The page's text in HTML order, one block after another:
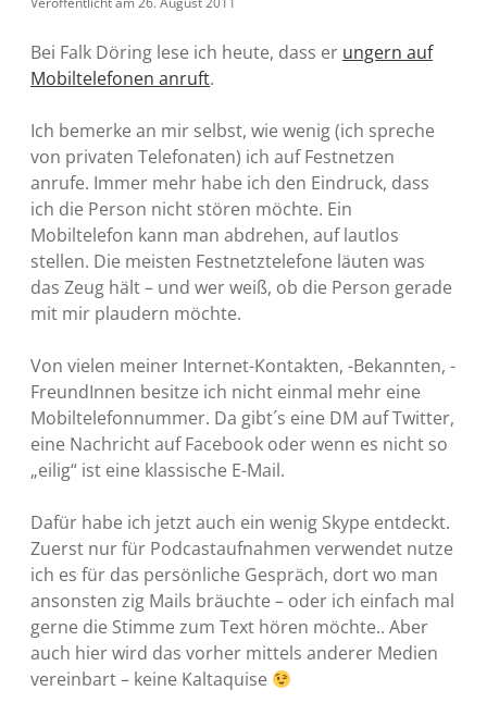
Barrierefreiheit
Meine Fediverse Regeln
Alleinr – Der Ruheraum im Web (externer Link)
S9y InfoCamp – Der Serendpity Podcast (externer
Link)
Datenschutz
Microblog
form
Bei Falk Döring lese ich heute, dass er ungern auf
Mobiltelefonen anruft.
Ich bemerke an mir selbst, wie wenig (ich spreche
von privaten Telefonaten) ich auf Festnetzen
anrufe. Immer mehr habe ich den Eindruck, dass
ich die Person nicht stören möchte. Ein
Mobiltelefon kann man abdrehen, auf lautlos
stellen. Die meisten Festnetztelefone läuten was
das Zeug hält – und wer weiß, ob die Person gerade
mit mir plaudern möchte.
Von vielen meiner Internet-Kontakten, -Bekannten, -
FreundInnen besitze ich nicht einmal mehr eine
Mobiltelefonnummer. Da gibt´s eine DM auf Twitter,
eine Nachricht auf Facebook oder wenn es nicht so
„eilig“ ist eine klassische E-Mail.
Dafür habe ich jetzt auch ein wenig Skype entdeckt.
Zuerst nur für Podcastaufnahmen verwendet nutze
ich es für das persönliche Gespräch, dort wo man
ansonsten zig Mails bräuchte – oder ich einfach mal
gerne die Stimme zum Text hören möchte.. Aber
auch hier wird das vorher mittels anderer Medien
vereinbart – keine Kaltaquise